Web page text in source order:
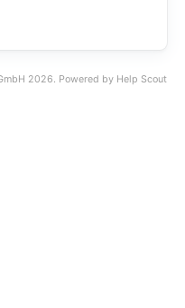
2026. Powered by Help Scout